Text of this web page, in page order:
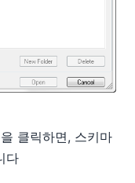
클릭하면, 스키마
다